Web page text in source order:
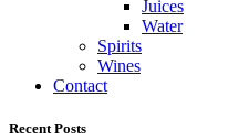
Juices
Water
Spirits
Wines
Contact
Recent Posts